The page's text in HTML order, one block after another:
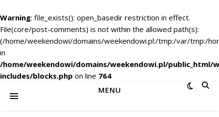
Warning: file_exists(): open_basedir restriction in effect.
File(core/post-comments) is not within the allowed path(s):
(/home/weekendowi/domains/weekendowi.pl:/tmp:/var/tmp:/
in
/home/weekendowi/domains/weekendowi.pl/public_html/
includes/blocks.php on line 764
MENU